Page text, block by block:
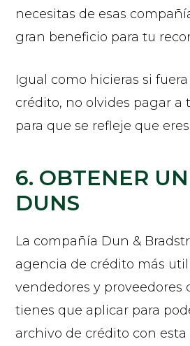
necesitas de esas
gran beneficio para tu
Igual como hicieras si
crédito, no olvides pagar a
para que se refleje que
6. OBTENER
DUNS
La compañía Dun &
agencia de crédito más
vendedores y proveedores
tienes que aplicar para
archivo de crédito con